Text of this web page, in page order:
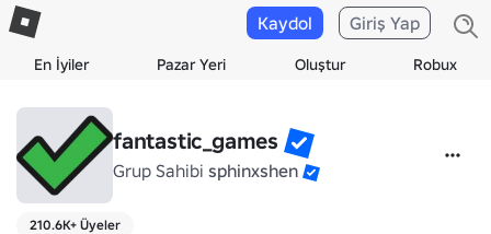
En İyiler Pazar Yeri Oluştur Robux
Kaydol Giriş Yap
fantastic_games
Grup Sahibi sphinxshen
210.6K+ Üyeler